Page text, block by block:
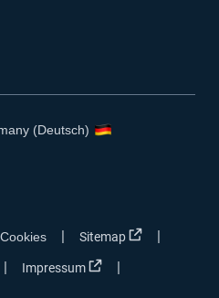
(Deutsch)
Cookies Sitemap In neuem
Fenster öffnen
Impressum In neuem Fenster